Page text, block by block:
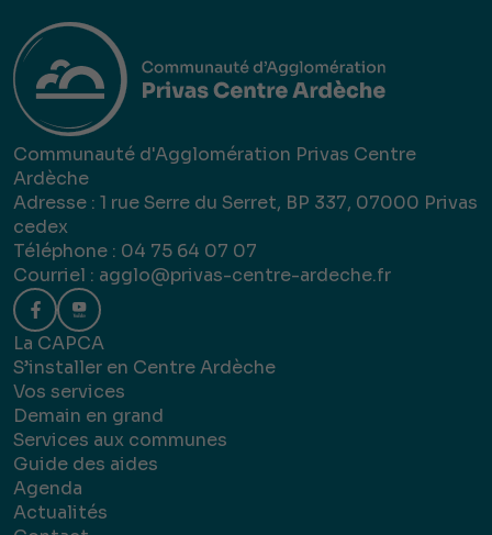
Communauté d'Agglomération Privas Centre
Ardèche
Adresse : 1 rue Serre du Serret, BP 337, 07000 Privas
cedex
Téléphone : 04 75 64 07 07
Courriel : agglo@privas-centre-ardeche.fr
La CAPCA
S’installer en Centre Ardèche
Vos services
Demain en grand
Services aux communes
Guide des aides
Agenda
Actualités